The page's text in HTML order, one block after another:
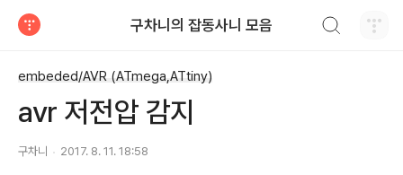
구차니의 잡동사니 모음
embeded/AVR (ATmega,ATtiny)
avr 저전압 감지
구차니 2017. 8. 11. 18:58